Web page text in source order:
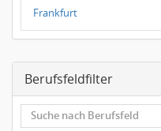
Frankfurt
Dresden
Leipzig
Dortmund
Wuppertal
Berufsfeldfilter